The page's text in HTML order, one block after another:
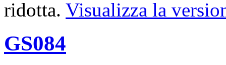
ridotta. Visualizza la
GS084